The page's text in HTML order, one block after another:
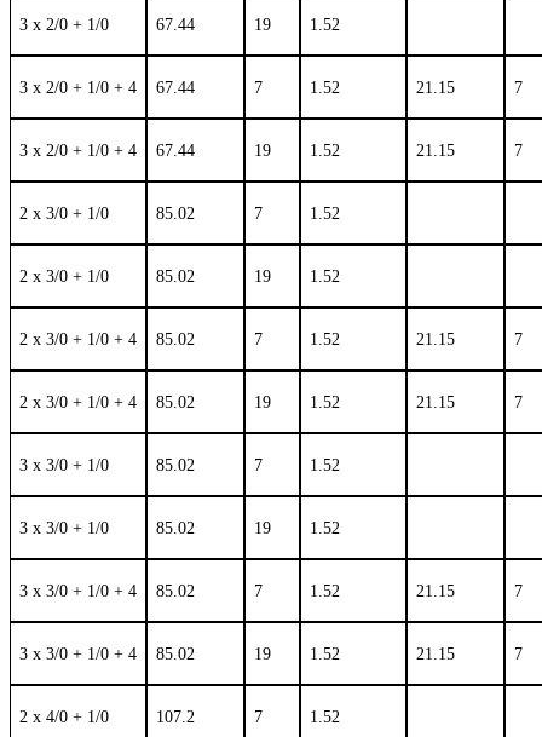
3 x 2/0 + 1/0 67.44 19 1.52
3 x 2/0 + 1/0 + 4 67.44 7 1.52 21.15 7
3 x 2/0 + 1/0 + 4 67.44 19 1.52 21.15 7
2 x 3/0 + 1/0 85.02 7 1.52
2 x 3/0 + 1/0 85.02 19 1.52
2 x 3/0 + 1/0 + 4 85.02 7 1.52 21.15 7
2 x 3/0 + 1/0 + 4 85.02 19 1.52 21.15 7
3 x 3/0 + 1/0 85.02 7 1.52
3 x 3/0 + 1/0 85.02 19 1.52
3 x 3/0 + 1/0 + 4 85.02 7 1.52 21.15 7
3 x 3/0 + 1/0 + 4 85.02 19 1.52 21.15 7
2 x 4/0 + 1/0 107.2 7 1.52